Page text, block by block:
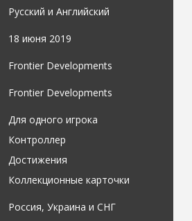
Русский и Английский
18 июня 2019
Frontier Developments
Frontier Developments
Для одного игрока
Контроллер
Достижения
Коллекционные карточки
Россия, Украина и СНГ